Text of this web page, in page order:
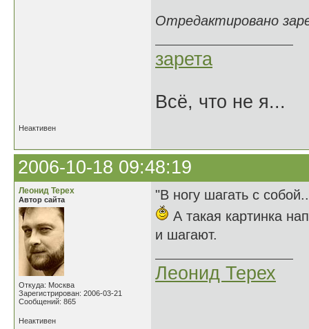
Отредактировано
зарета
Всё, что не я...
Неактивен
2006-10-18 09:48:19
Леонид Терех
Автор сайта
Откуда: Москва
Зарегистрирован: 2006-03-21
Сообщений: 865
"В ногу шагать с
А такая картинка
и шагают.
Леонид Терех
Неактивен